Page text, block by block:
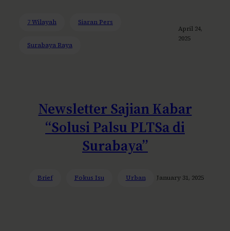
7 Wilayah Siaran Pers
Surabaya Raya
April 24,
2025
Newsletter Sajian Kabar
“Solusi Palsu PLTSa di
Surabaya”
Brief Fokus Isu Urban January 31, 2025